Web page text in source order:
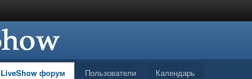
LiveShow форум Пользователи Календарь